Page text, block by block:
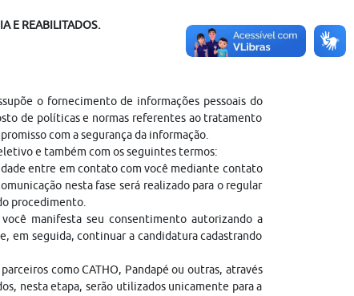
E REABILITADOS.
o fornecimento de informações pessoais do
de políticas e normas referentes ao tratamento
com a segurança da informação.
e também com os seguintes termos:
entre em contato com você mediante contato
nesta fase será realizado para o regular
procedimento.
manifesta seu consentimento autorizando a
em seguida, continuar a candidatura cadastrando
como CATHO, Pandapé ou outras, através
nesta etapa, serão utilizados unicamente para a